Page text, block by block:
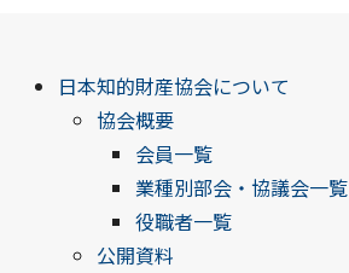
日本知的財産協会について
協会概要
会員一覧
業種別部会・協議会一覧
役職者一覧
公開資料